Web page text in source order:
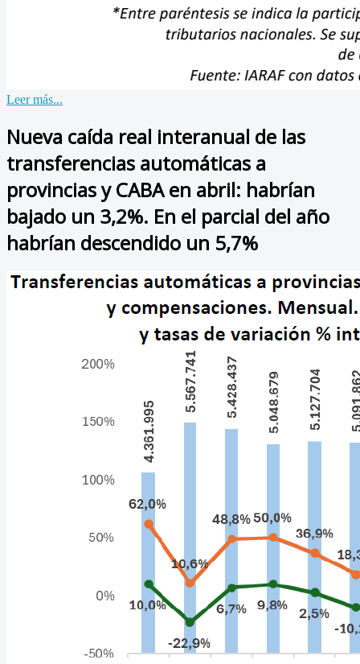
Leer más...
Nueva caída real interanual de las
transferencias automáticas a
provincias y CABA en abril: habrían
bajado un 3,2%. En el parcial del año
habrían descendido un 5,7%